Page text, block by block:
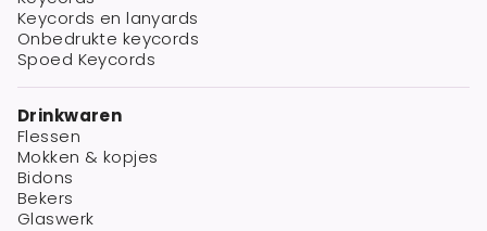
Keycords en lanyards
Onbedrukte keycords
Spoed Keycords
Drinkwaren
Flessen
Mokken & kopjes
Bidons
Bekers
Glaswerk